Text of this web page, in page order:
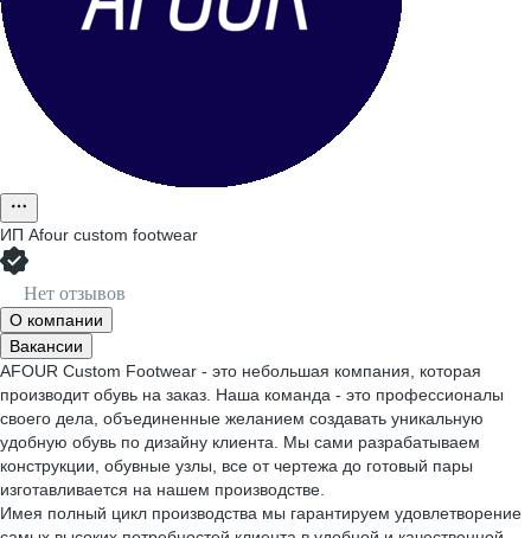
ИП Afour custom footwear
Нет отзывов
О компании
Вакансии
AFOUR Custom Footwear - это небольшая компания, которая
производит обувь на заказ. Наша команда - это профессионалы
своего дела, объединенные желанием создавать уникальную
удобную обувь по дизайну клиента. Мы сами разрабатываем
конструкции, обувные узлы, все от чертежа до готовый пары
изготавливается на нашем производстве.
Имея полный цикл производства мы гарантируем удовлетворение